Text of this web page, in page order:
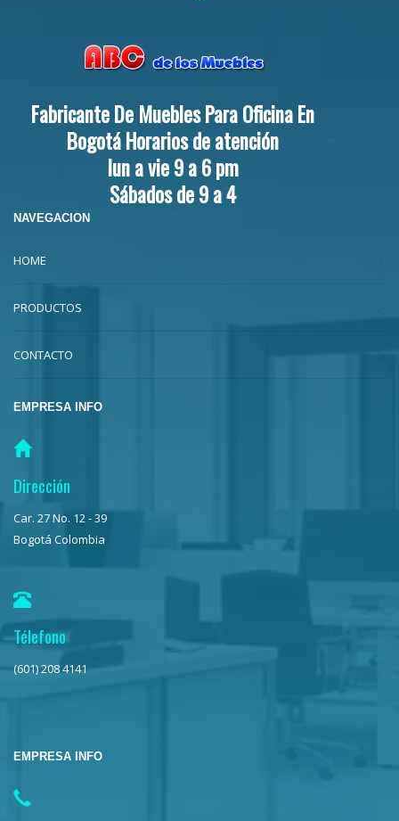
Fabricante De Muebles Para Oficina En
Bogotá Horarios de atención
lun a vie 9 a 6 pm
Sábados de 9 a 4
NAVEGACION
HOME
PRODUCTOS
CONTACTO
EMPRESA INFO
Dirección
Car. 27 No. 12 - 39
Bogotá Colombia
Télefono
(601) 208 4141
EMPRESA INFO